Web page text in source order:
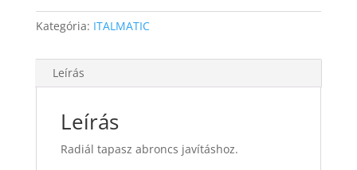
Kategória: ITALMATIC
Leírás
Leírás
Radiál tapasz abroncs javításhoz.